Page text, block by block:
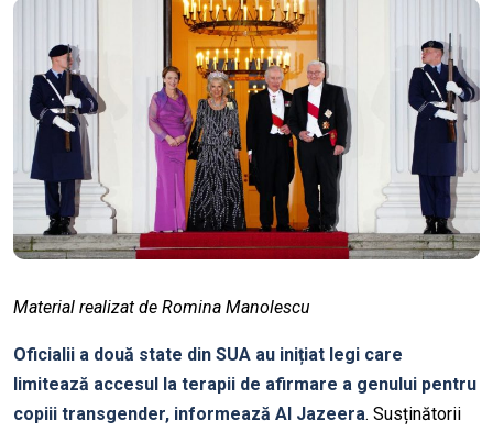
Material realizat de Romina Manolescu
Oficialii a două state din SUA au inițiat legi care
limitează accesul la terapii de afirmare a genului pentru
copiii transgender, informează Al Jazeera. Susținătorii